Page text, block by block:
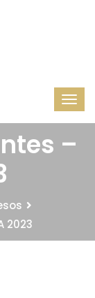
–
2023